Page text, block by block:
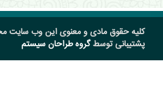
کلیه حقوق مادی و معنوی این وب سایت
پشتیبانی توسطگروه طراحان سیستم